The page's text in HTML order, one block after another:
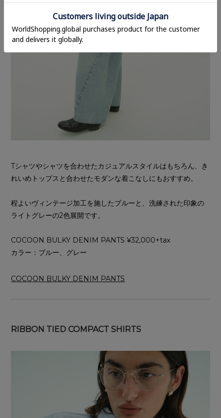
Tシャツやシャツを合わせたカジュアルスタイルはもちろん、き
れいめトップスと合わせたモダンな着こなしにもおすすめ。
程よいヴィンテージ加工を施したブルーと、洗練された印象の
ライトグレーの2色展開です。
COCOON BULKY DENIM PANTS ¥32,000+tax
カラー：ブルー、グレー
COCOON BULKY DENIM PANTS
RIBBON TIED COMPACT SHIRTS